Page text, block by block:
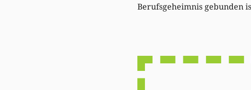
Berufsgeheimnis gebunden